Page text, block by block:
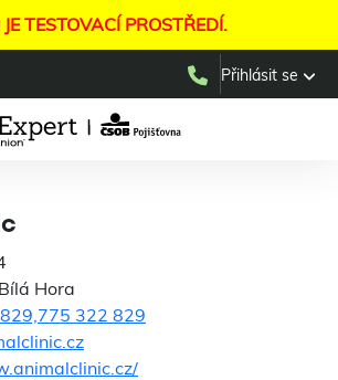
JE TESTOVACÍ PROSTŘEDÍ.
Přihlásit se
Hora
322 829